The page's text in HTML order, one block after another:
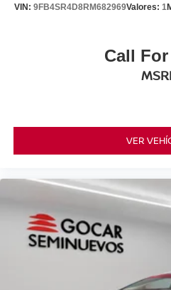
VIN: 9FB4SR4D8RM682969Valores: 1
Call
VER